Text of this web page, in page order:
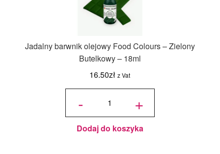
Jadalny barwnik olejowy Food Colours – Zielony
Butelkowy – 18ml
16.50zł z Vat
-
ilość
olejowy
Food
Colours -
Zielony
Butelkowy
+
Dodaj do koszyka